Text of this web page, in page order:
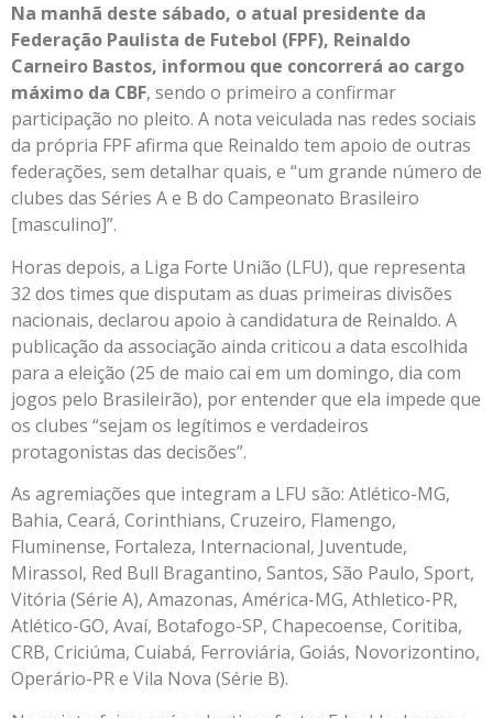
Na manhã deste sábado, o atual presidente da
Federação Paulista de Futebol (FPF), Reinaldo
Carneiro Bastos, informou que concorrerá ao cargo
máximo da CBF, sendo o primeiro a confirmar
participação no pleito. A nota veiculada nas redes sociais
da própria FPF afirma que Reinaldo tem apoio de outras
federações, sem detalhar quais, e “um grande número de
clubes das Séries A e B do Campeonato Brasileiro
[masculino]”.
Horas depois, a Liga Forte União (LFU), que representa
32 dos times que disputam as duas primeiras divisões
nacionais, declarou apoio à candidatura de Reinaldo. A
publicação da associação ainda criticou a data escolhida
para a eleição (25 de maio cai em um domingo, dia com
jogos pelo Brasileirão), por entender que ela impede que
os clubes “sejam os legítimos e verdadeiros
protagonistas das decisões”.
As agremiações que integram a LFU são: Atlético-MG,
Bahia, Ceará, Corinthians, Cruzeiro, Flamengo,
Fluminense, Fortaleza, Internacional, Juventude,
Mirassol, Red Bull Bragantino, Santos, São Paulo, Sport,
Vitória (Série A), Amazonas, América-MG, Athletico-PR,
Atlético-GO, Avaí, Botafogo-SP, Chapecoense, Coritiba,
CRB, Criciúma, Cuiabá, Ferroviária, Goiás, Novorizontino,
Operário-PR e Vila Nova (Série B).